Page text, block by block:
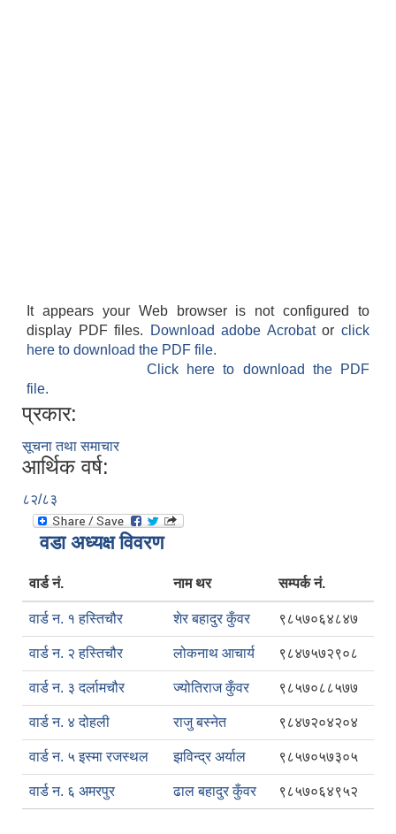
It appears your Web browser is not configured to
display PDF files.
Download adobe Acrobatorclick
here to download the PDF file.
Click here to download the PDF
file.
प्रकार:
सूचना तथा समाचार
आर्थिक वर्ष:
८२/८३
वडा अध्यक्ष विवरण
वार्ड नं. नाम थर सम्पर्क नं.
वार्ड न. १ हस्तिचौर शेर बहादुर कुँवर ९८५७०६४८४७
वार्ड न. २ हस्तिचौर लोकनाथ आचार्य ९८४७५७२९०८
वार्ड न. ३ दर्लामचौर ज्योतिराज कुँवर ९८५७०८८५७७
वार्ड न. ४ दोहली राजु बस्नेत ९८४७२०४२०४
वार्ड न. ५ इस्मा रजस्थल झविन्द्र अर्याल ९८५७०५७३०५
वार्ड न. ६ अमरपुर ढाल बहादुर कुँवर ९८५७०६४९५२